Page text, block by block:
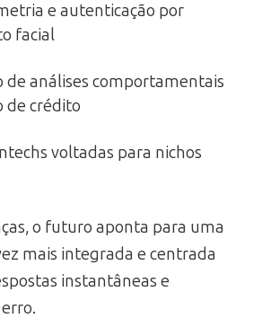
e autenticação por
facial
de análises comportamentais
de crédito
voltadas para nichos
o futuro aponta para uma
mais integrada e centrada
instantâneas e